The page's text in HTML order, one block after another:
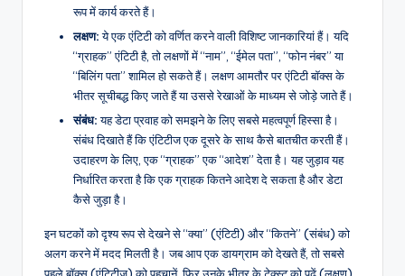
रूप में कार्य करते हैं।
लक्षण:ये एक एंटिटी को वर्णित करने वाली विशिष्ट जानकारियां हैं। यदि
“ग्राहक” एंटिटी है, तो लक्षणों में “नाम”, “ईमेल पता”, “फोन नंबर” या
“बिलिंग पता” शामिल हो सकते हैं। लक्षण आमतौर पर एंटिटी बॉक्स के
भीतर सूचीबद्ध किए जाते हैं या उससे रेखाओं के माध्यम से जोड़े जाते हैं।
संबंध:यह डेटा प्रवाह को समझने के लिए सबसे महत्वपूर्ण हिस्सा है।
संबंध दिखाते हैं कि एंटिटीज एक दूसरे के साथ कैसे बातचीत करती हैं।
उदाहरण के लिए, एक “ग्राहक” एक “आदेश” देता है। यह जुड़ाव यह
निर्धारित करता है कि एक ग्राहक कितने आदेश दे सकता है और डेटा
कैसे जुड़ा है।
इन घटकों को दृश्य रूप से देखने से “क्या” (एंटिटी) और “कितने” (संबंध) को
अलग करने में मदद मिलती है। जब आप एक डायग्राम को देखते हैं, तो सबसे